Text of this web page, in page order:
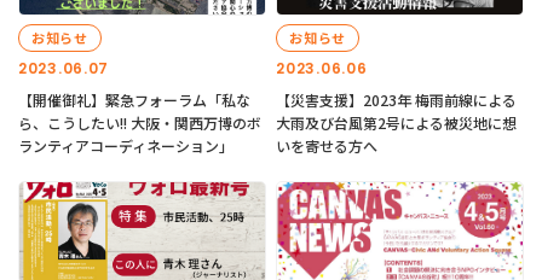
2023.06.07
お知らせ
【開催御礼】緊急フォーラム「私な
ら、こうしたい!! 大阪・関西万博のボ
ランティアコーディネーション」
2023.06.06
お知らせ
【災害支援】2023年 梅雨前線による
大雨及び台風第2号による被災地に想
いを寄せる方へ